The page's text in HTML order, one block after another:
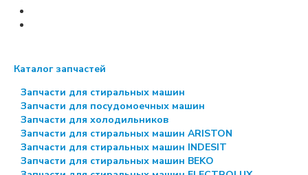
Каталог запчастей
Запчасти для стиральных машин
Запчасти для посудомоечных машин
Запчасти для холодильников
Запчасти для стиральных машин ARISTON
Запчасти для стиральных машин INDESIT
Запчасти для стиральных машин BEKO